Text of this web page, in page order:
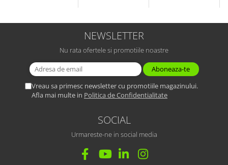
NEWSLETTER
Nu rata ofertele si promotiile noastre
Vreau sa primesc newsletter cu promotiile magazinului.
Afla mai multe in Politica de Confidentialitate
SOCIAL
Urmareste-ne in social media